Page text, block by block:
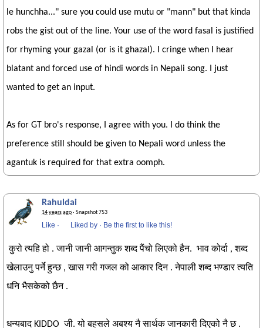
le hunchha..." sure you could use mutu or "mann" but that kinda
robs the gist out of the line. Your use of the word fasal is justified
for rhyming your gazal (or is it ghazal). I cringe when I hear
blatant and forced use of hindi words in Nepali song. I just
wanted to get an input.
As for GT bro's response, I agree with you. I do think the
preference still should be given to Nepali word unless the
agantuk is required for that extra oomph.
Rahuldai
14 years ago· Snapshot 753
Like · Liked by · Be the first to like this!
कुरो त्यहि हो . जानी जानी आगन्तुक शब्द पैंचो लिएको हैन. भाव कोर्दा , शब्द
खेलाउनु पर्ने हुन्छ , खास गरी गजल को आकार दिन . नेपाली शब्द भण्डार त्यति
धनि भैसकेको छैन .
धन्यबाद KIDDO जी. यो बहसले अबश्य नै सार्थक जानकारी दिएको नै छ .